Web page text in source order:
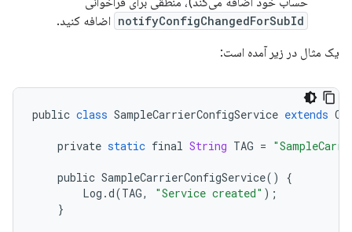
notifyConfigChangedForSubId اضافه کنید.
یک مثال در زیر آمده است:
public class SampleCarrierConfigService extends
private static final String TAG =
public SampleCarrierConfigService()
{
Log .d(TAG, "Service created" );
}